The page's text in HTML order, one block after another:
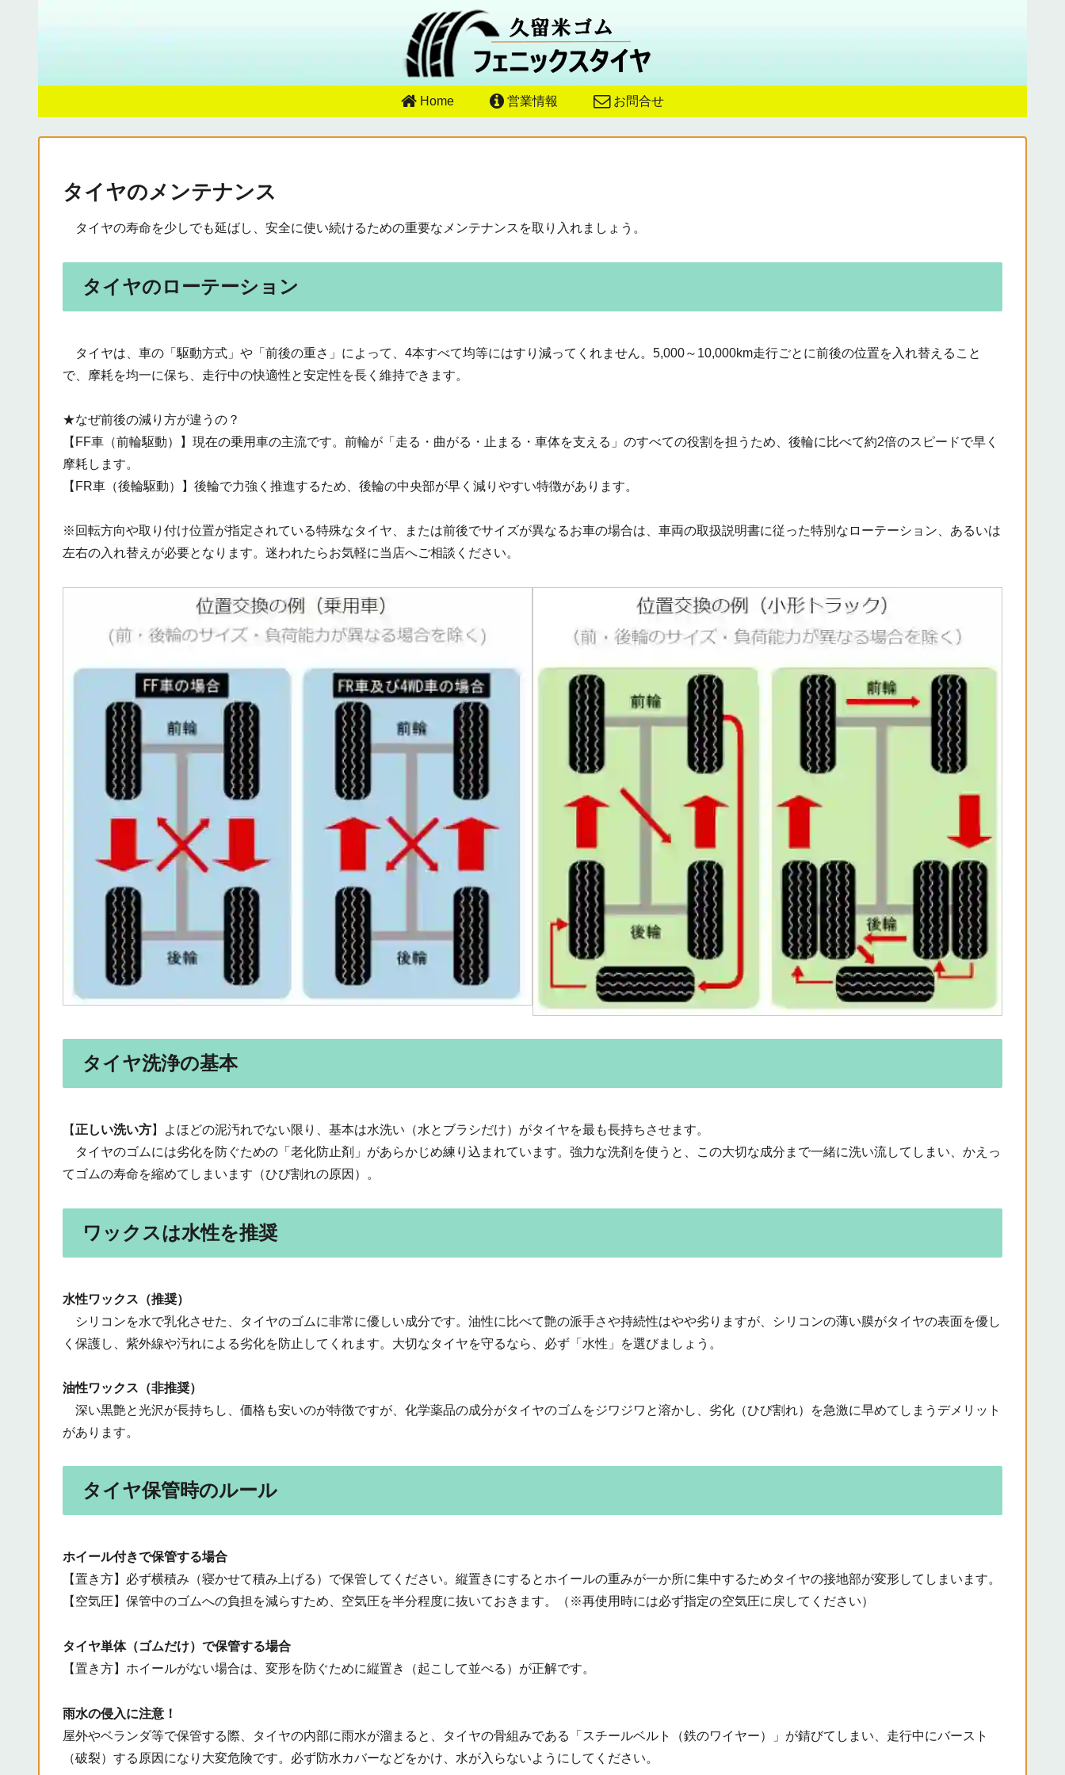
Home 営業情報 お問合せ
タイヤのメンテナンス
タイヤの寿命を少しでも延ばし、安全に使い続けるための重要なメンテナンスを取り入れましょう。
タイヤのローテーション
タイヤは、車の「駆動方式」や「前後の重さ」によって、4本すべて均等にはすり減ってくれません。5,000～10,000km走行ごとに前後の位置を入れ替えること
で、摩耗を均一に保ち、走行中の快適性と安定性を長く維持できます。
★なぜ前後の減り方が違うの？
【FF車（前輪駆動）】現在の乗用車の主流です。前輪が「走る・曲がる・止まる・車体を支える」のすべての役割を担うため、後輪に比べて約2倍のスピードで早く
摩耗します。
【FR車（後輪駆動）】後輪で力強く推進するため、後輪の中央部が早く減りやすい特徴があります。
※回転方向や取り付け位置が指定されている特殊なタイヤ、または前後でサイズが異なるお車の場合は、車両の取扱説明書に従った特別なローテーション、あるいは
左右の入れ替えが必要となります。迷われたらお気軽に当店へご相談ください。
タイヤ洗浄の基本
【 正しい洗い方】よほどの泥汚れでない限り、基本は水洗い（水とブラシだけ）がタイヤを最も長持ちさせます。
タイヤのゴムには劣化を防ぐための「老化防止剤」があらかじめ練り込まれています。強力な洗剤を使うと、この大切な成分まで一緒に洗い流してしまい、かえっ
てゴムの寿命を縮めてしまいます（ひび割れの原因）。
ワックスは水性を推奨
水性ワックス（推奨）
シリコンを水で乳化させた、タイヤのゴムに非常に優しい成分です。油性に比べて艶の派手さや持続性はやや劣りますが、シリコンの薄い膜がタイヤの表面を優し
く保護し、紫外線や汚れによる劣化を防止してくれます。大切なタイヤを守るなら、必ず「水性」を選びましょう。
油性ワックス（非推奨）
深い黒艶と光沢が長持ちし、価格も安いのが特徴ですが、化学薬品の成分がタイヤのゴムをジワジワと溶かし、劣化（ひび割れ）を急激に早めてしまうデメリット
があります。
タイヤ保管時のルール
ホイール付きで保管する場合
【置き方】必ず横積み（寝かせて積み上げる）で保管してください。縦置きにするとホイールの重みが一か所に集中するためタイヤの接地部が変形してしまいます。
【空気圧】保管中のゴムへの負担を減らすため、空気圧を半分程度に抜いておきます。（※再使用時には必ず指定の空気圧に戻してください）
タイヤ単体（ゴムだけ）で保管する場合
【置き方】ホイールがない場合は、変形を防ぐために縦置き（起こして並べる）が正解です。
雨水の侵入に注意！
屋外やベランダ等で保管する際、タイヤの内部に雨水が溜まると、タイヤの骨組みである「スチールベルト（鉄のワイヤー）」が錆びてしまい、走行中にバースト
（破裂）する原因になり大変危険です。必ず防水カバーなどをかけ、水が入らないようにしてください。